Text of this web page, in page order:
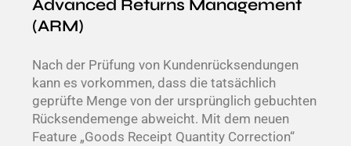
Advanced Returns Management
(ARM)
Nach der Prüfung von Kundenrücksendungen
kann es vorkommen, dass die tatsächlich
geprüfte Menge von der ursprünglich gebuchten
Rücksendemenge abweicht. Mit dem neuen
Feature „Goods Receipt Quantity Correction“